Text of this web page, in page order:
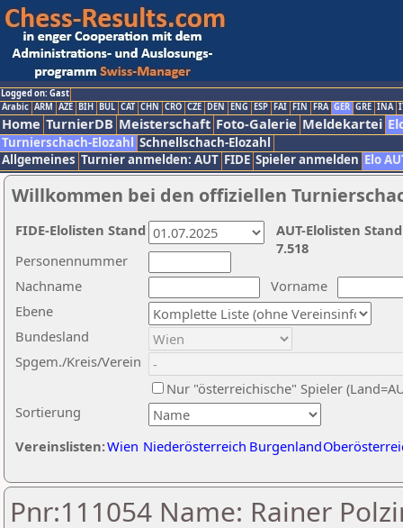
Logged on: Gast
Arabic ARM AZE BIH BUL CAT CHN CRO CZE DEN ENG ESP FAI FIN FRA GER GRE INA
Home TurnierDB Meisterschaft Foto-Galerie Meldekartei
Turnierschach-Elozahl Schnellschach-Elozahl
Allgemeines Turnier anmelden: AUT FIDE Spieler anmelden Elo
Willkommen bei den offiziellen
Nachname
Vorname
Ebene
Sortierung
Personennummer
Bundesland
Spgem./Kreis/Verein
Nur "österreichische" Spieler
Vereinslisten:Wien Niederösterreich Burgenland
AUT-Elolisten
7.518
FIDE-Elolisten Stand
Pnr:111054 Name: Rainer